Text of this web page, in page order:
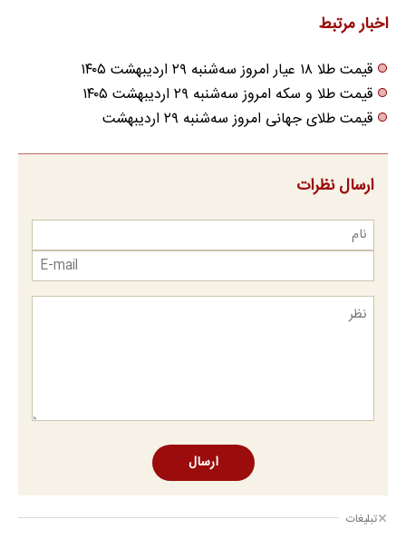
اخبار مرتبط
قیمت طلا ۱۸ عیار امروز سه‌شنبه ۲۹ اردیبهشت ۱۴۰۵
قیمت طلا و سکه امروز سه‌شنبه ۲۹ اردیبهشت ۱۴۰۵
قیمت طلای جهانی امروز سه‌شنبه ۲۹ اردیبهشت
ارسال نظرات
ارسال
تبلیغات